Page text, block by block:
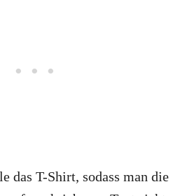
das T-Shirt, sodass man die